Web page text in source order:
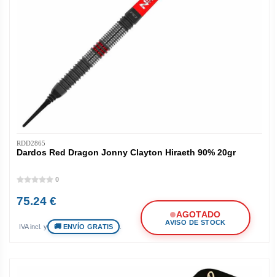
RDD2865
Dardos Red Dragon Jonny Clayton Hiraeth 90% 20gr
0
75.24 €
IVA incl. y ENVÍO GRATIS
AGOTADO
AVISO DE STOCK